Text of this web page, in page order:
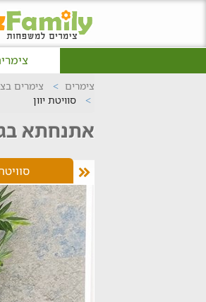
צימרים צימרים
סוויטת יוון
אתנחתא
